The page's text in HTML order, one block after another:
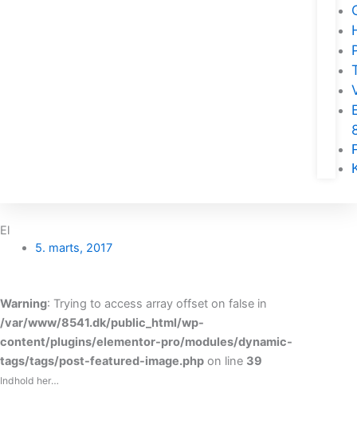
El
5. marts, 2017
Warning: Trying to access array offset on false in
/var/www/8541.dk/public_html/wp-
content/plugins/elementor-pro/modules/dynamic-
tags/tags/post-featured-image.php on line 39
Indhold her…